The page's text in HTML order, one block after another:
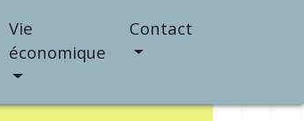
Vie
économique
Contact